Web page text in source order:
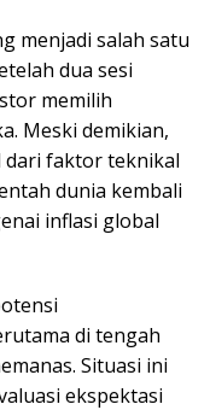
menjadi salah satu
dua sesi
memilih
Meski demikian,
dari faktor teknikal
dunia kembali
inflasi global
di tengah
Situasi ini
ekspektasi